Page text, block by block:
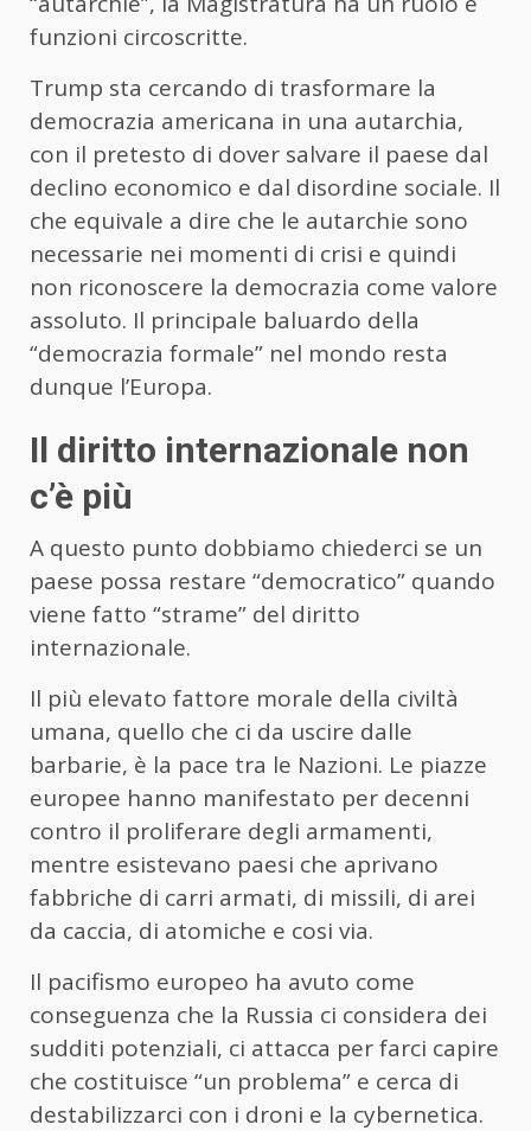
funzioni circoscritte.
Trump sta cercando di trasformare la
democrazia americana in una autarchia,
con il pretesto di dover salvare il paese dal
declino economico e dal disordine sociale. Il
che equivale a dire che le autarchie sono
necessarie nei momenti di crisi e quindi
non riconoscere la democrazia come valore
assoluto. Il principale baluardo della
“democrazia formale” nel mondo resta
dunque l’Europa.
Il diritto internazionale non
c’è più
A questo punto dobbiamo chiederci se un
paese possa restare “democratico” quando
viene fatto “strame” del diritto
internazionale.
Il più elevato fattore morale della civiltà
umana, quello che ci da uscire dalle
barbarie, è la pace tra le Nazioni. Le piazze
europee hanno manifestato per decenni
contro il proliferare degli armamenti,
mentre esistevano paesi che aprivano
fabbriche di carri armati, di missili, di arei
da caccia, di atomiche e cosi via.
Il pacifismo europeo ha avuto come
conseguenza che la Russia ci considera dei
sudditi potenziali, ci attacca per farci capire
che costituisce “un problema” e cerca di
destabilizzarci con i droni e la cybernetica.